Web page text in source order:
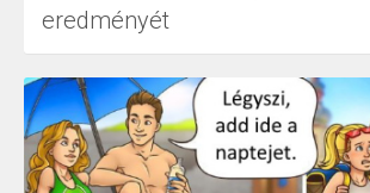
eredményét